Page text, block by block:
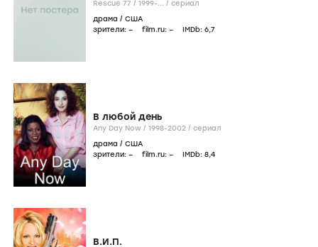
Rescue 77 / 1999-... / сериал
драма / США
зрители: – film.ru: – IMDb: 6,7
В любой день
Any Day Now / 1998-2002 / сериал
драма / США
зрители: – film.ru: – IMDb: 8,4
В.И.П.